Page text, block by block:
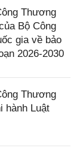
Thương
Bộ Công
gia về bảo
2026-2030
Thương
hành Luật